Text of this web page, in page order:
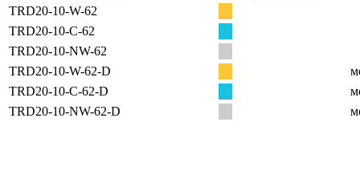
ТRD20-10-W-62
ТRD20-10-C-62
ТRD20-10-NW-62
ТRD20-10-W-62-D
ТRD20-10-C-62-D
ТRD20-10-NW-62-D